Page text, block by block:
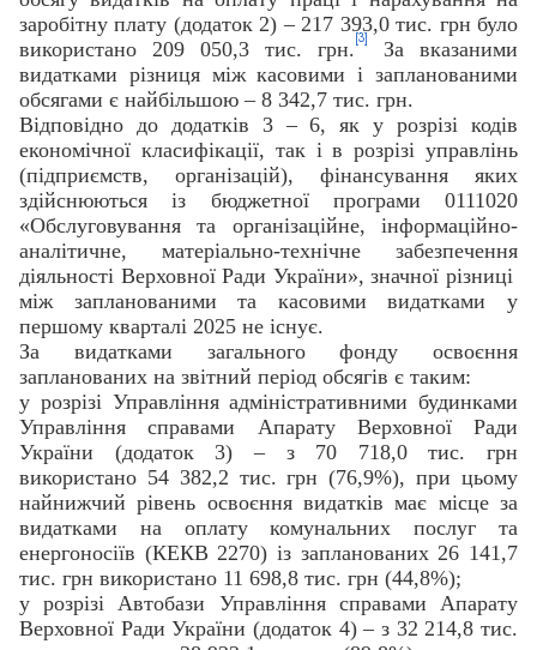
заробітну плату (додаток 2) – 217 393,0 тис. грн було
використано 209 050,3 тис. грн. [3]
За вказаними
видатками різниця між касовими і запланованими
обсягами є найбільшою – 8 342,7 тис. грн.
Відповідно до додатків 3 – 6, як у розрізі кодів
економічної класифікації, так і в розрізі управлінь
(підприємств, організацій), фінансування яких
здійснюються із бюджетної програми 0111020
«Обслуговування та організаційне, інформаційно-
аналітичне, матеріально-технічне забезпечення
діяльності Верховної Ради України», значної різниці
між запланованими та касовими видатками у
першому кварталі 2025 не існує.
За видатками загального фонду освоєння
запланованих на звітний період обсягів є таким:
у розрізі Управління адміністративними будинками
Управління справами Апарату Верховної Ради
України (додаток 3) – з 70 718,0 тис. грн
використано 54 382,2 тис. грн (76,9%), при цьому
найнижчий рівень освоєння видатків має місце за
видатками на оплату комунальних послуг та
енергоносіїв (КЕКВ 2270) із запланованих 26 141,7
тис. грн використано 11 698,8 тис. грн (44,8%);
у розрізі Автобази Управління справами Апарату
Верховної Ради України (додаток 4) – з 32 214,8 тис.